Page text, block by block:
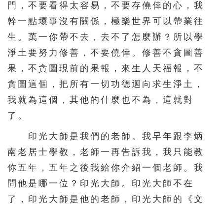
門，不要看得太容易，不要存僥倖的心，我
幹一點壞事沒有關係，極樂世界可以帶業往
生。萬一你帶不去，去不了怎麼辦？所以學
淨土要努力修善，不要僥倖。修善不貪圖善
果，不貪圖現前的果報，來生人天福報，不
貪圖這個，把所有一切功德迴向求生淨土，
我就為這個，其他的什麼也不為，這就對
了。
印光大師是我們的老師。我早年跟李炳
南老居士學教，老師一再告訴我，我只能教
你五年，五年之後我給你介紹一個老師。我
問他是哪一位？印光大師。印光大師不在
了，印光大師是他的老師，印光大師的《文